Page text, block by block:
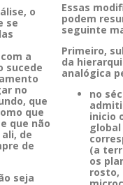
o
se
a
sucede
no
que
que
que não
de
de
seja
Essas
podem
seguinte
Primeiro,
da
analógica
no
inicio
global
(a
os
rosto,